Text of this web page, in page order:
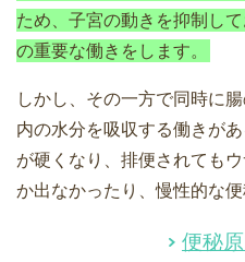
ため、子宮の動きを抑制し
の重要な働きをします。
しかし、その一方で同時に
内の水分を吸収する働きが
が硬くなり、排便されても
か出なかったり、慢性的な
便秘